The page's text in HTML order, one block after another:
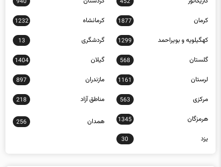
کرمان 1877 کرمانشاه 1232
کهگیلویه و بویراحمد 1299 گردشگری 13
گلستان 568 گیلان 1404
لرستان 1161 مازندران 897
مرکزی 563 مناطق آزاد 218
هرمزگان 1345
256
یزد 30